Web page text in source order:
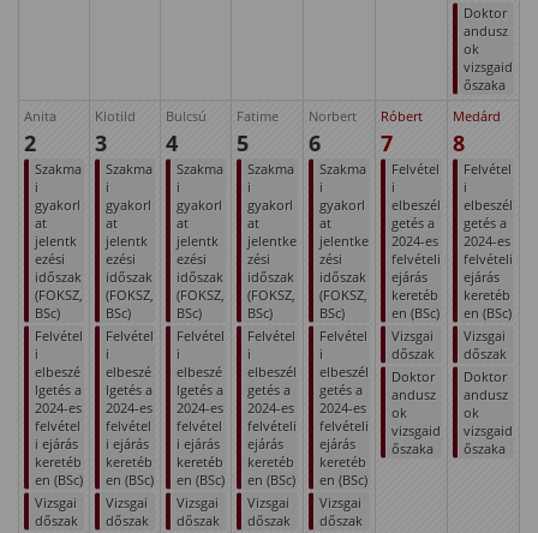
Doktor
andusz
ok
vizsgaid
őszaka
Anita
2
Szakma
i
gyakorl
at
jelentk
ezési
időszak
(FOKSZ,
BSc)
Felvétel
i
elbeszé
lgetés a
2024-es
felvétel
i ejárás
keretéb
en (BSc)
Vizsgai
dőszak
Klotild
3
Szakma
i
gyakorl
at
jelentk
ezési
időszak
(FOKSZ,
BSc)
Felvétel
i
elbeszé
lgetés a
2024-es
felvétel
i ejárás
keretéb
en (BSc)
Vizsgai
dőszak
Bulcsú
4
Szakma
i
gyakorl
at
jelentk
ezési
időszak
(FOKSZ,
BSc)
Felvétel
i
elbeszé
lgetés a
2024-es
felvétel
i ejárás
keretéb
en (BSc)
Vizsgai
dőszak
Fatime
5
Szakma
i
gyakorl
at
jelentke
zési
időszak
(FOKSZ,
BSc)
Felvétel
i
elbeszél
getés a
2024-es
felvételi
ejárás
keretéb
en (BSc)
Vizsgai
dőszak
Norbert
6
Szakma
i
gyakorl
at
jelentke
zési
időszak
(FOKSZ,
BSc)
Felvétel
i
elbeszél
getés a
2024-es
felvételi
ejárás
keretéb
en (BSc)
Vizsgai
dőszak
Róbert
7
Felvétel
i
elbeszél
getés a
2024-es
felvételi
ejárás
keretéb
en (BSc)
Vizsgai
dőszak
Doktor
andusz
ok
vizsgaid
őszaka
Medárd
8
Felvétel
i
elbeszél
getés a
2024-es
felvételi
ejárás
keretéb
en (BSc)
Vizsgai
dőszak
Doktor
andusz
ok
vizsgaid
őszaka